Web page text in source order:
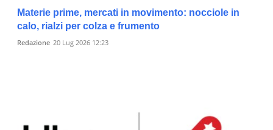
Materie prime, mercati in movimento: nocciole in
calo, rialzi per colza e frumento
Redazione 20 Lug 2026 12:23